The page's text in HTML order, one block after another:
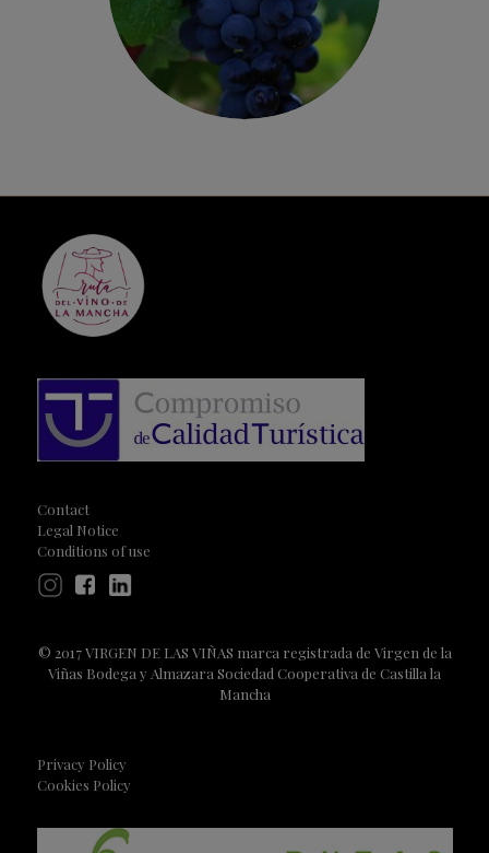
Contact
Legal Notice
Conditions of use
© 2017 VIRGEN DE LAS VIÑAS marca registrada de Virgen de la
Viñas Bodega y Almazara Sociedad Cooperativa de Castilla la
Mancha
Privacy Policy
Cookies Policy